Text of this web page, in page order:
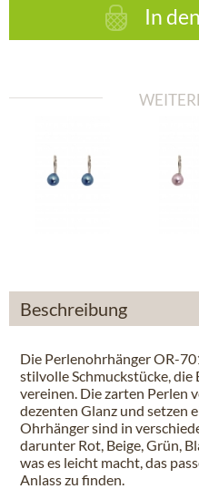
In den
Beschreibung
Die Perlenohrhänger OR-
stilvolle Schmuckstücke, die
vereinen. Die zarten Perlen
dezenten Glanz und setzen
Ohrhänger sind in
darunter Rot, Beige, Grün,
was es leicht macht, das
Anlass zu finden.